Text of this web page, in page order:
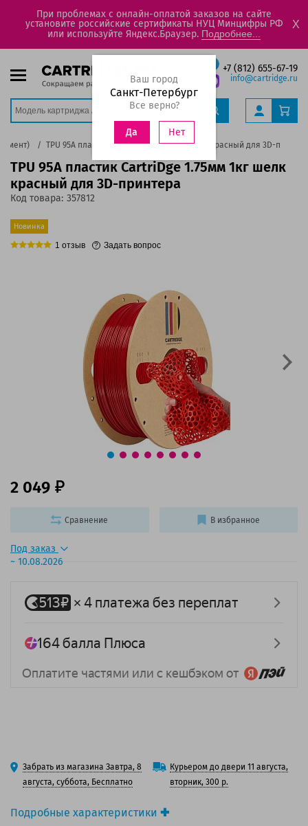
При проблемах с онлайн-оплатой заказов на сайте
установите российские сертификаты НУЦ Минцифры РФ
или используйте Яндекс.Браузер. Подробнее...
X
+7 (812) 655-67-19
info@cartridge.ru
Ваш город
Санкт-Петербург
Все верно?
Да Нет
TPU 95A пластик CartriDge 1.75мм 1кг шелк красный для 3D-
TPU 95A пластик CartriDge 1.75мм 1кг шелк
красный для 3D-принтера
Код товара: 357812
Новинка
1 отзыв Задать вопрос
Подробные характеристики
Под заказ
~ 10.08.2026
2 049
Забрать из магазина Завтра, 8
августа, суббота, Бесплатно
Курьером до двери 11 августа,
вторник, 300 р.
Сравнение В избранное